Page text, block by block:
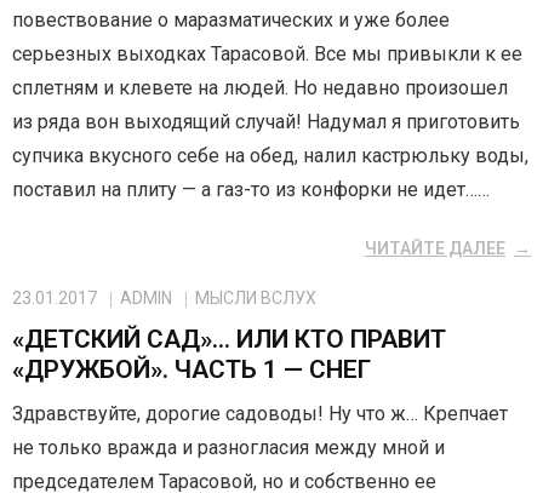
повествование о маразматических и уже более
серьезных выходках Тарасовой. Все мы привыкли к ее
сплетням и клевете на людей. Но недавно произошел
из ряда вон выходящий случай! Надумал я приготовить
супчика вкусного себе на обед, налил кастрюльку воды,
поставил на плиту — а газ-то из конфорки не идет……
ЧИТАЙТЕ ДАЛЕЕ
23.01.2017 ADMIN МЫСЛИ ВСЛУХ
«ДЕТСКИЙ САД»… ИЛИ КТО ПРАВИТ
«ДРУЖБОЙ». ЧАСТЬ 1 — СНЕГ
Здравствуйте, дорогие садоводы! Ну что ж… Крепчает
не только вражда и разногласия между мной и
председателем Тарасовой, но и собственно ее